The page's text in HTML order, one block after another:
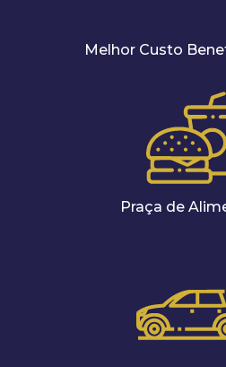
Melhor Custo
Praça de